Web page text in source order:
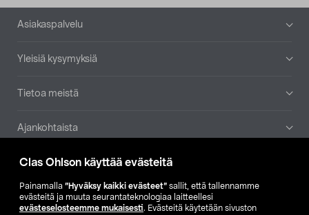
Clas Ohlson käyttää evästeitä
Painamalla ”Hyväksy kaikki evästeet” sallit, että tallennamme
evästeitä ja muuta seurantateknologiaa laitteellesi
evästeselosteemme mukaisesti. Evästeitä käytetään sivuston
Alatunniste
Asiakaspalvelu
Yleisiä kysymyksiä
Tietoa meistä
Ajankohtaista
Muut yrityksemme
Etsi myymälä